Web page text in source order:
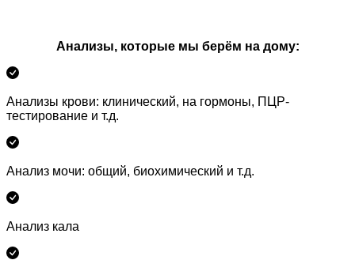
Анализы, которые мы берём на дому:
Анализы крови: клинический, на гормоны, ПЦР-
тестирование и т.д.
Анализ мочи: общий, биохимический и т.д.
Анализ кала